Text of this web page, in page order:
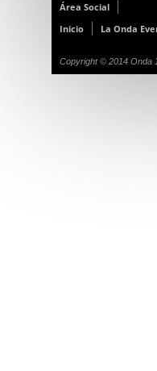
Área Social
Inicio
La Onda
Copyright © 2014 Onda